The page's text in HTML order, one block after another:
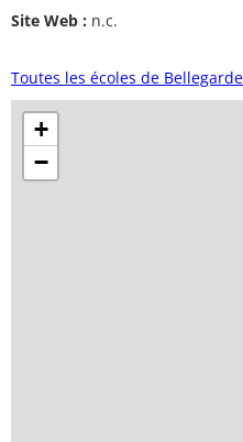
Site Web : n.c.
Toutes les écoles de
+
−